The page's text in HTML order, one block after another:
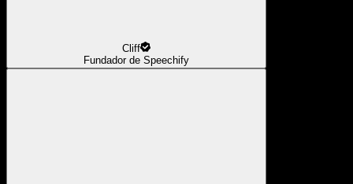
Cliff
Fundador de Speechify